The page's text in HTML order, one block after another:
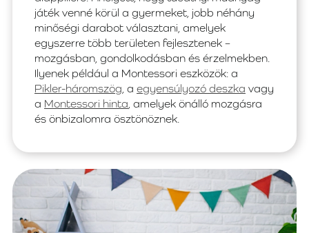
játék venné körül a gyermeket, jobb néhány
minőségi darabot választani, amelyek
egyszerre több területen fejlesztenek –
mozgásban, gondolkodásban és érzelmekben.
Ilyenek például a Montessori eszközök: a
Pikler-háromszög, a egyensúlyozó deszka vagy
a Montessori hinta, amelyek önálló mozgásra
és önbizalomra ösztönöznek.